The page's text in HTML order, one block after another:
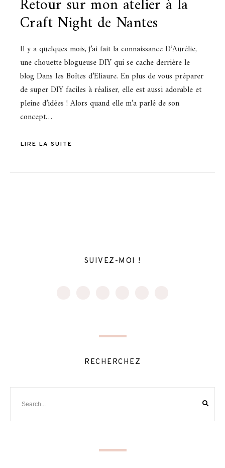
Retour sur mon atelier à la
Craft Night de Nantes
Il y a quelques mois, j’ai fait la connaissance D’Aurélie,
une chouette blogueuse DIY qui se cache derrière le
blog Dans les Boîtes d’Eliaure. En plus de vous préparer
de super DIY faciles à réaliser, elle est aussi adorable et
pleine d’idées ! Alors quand elle m’a parlé de son
concept…
LIRE LA SUITE
SUIVEZ-MOI !
RECHERCHEZ